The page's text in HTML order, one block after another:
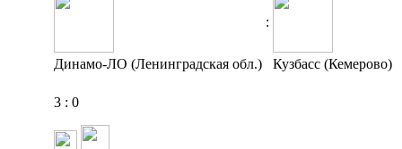
:
Динамо-ЛО (Ленинградская обл.) Кузбасс (Кемерово)
3 : 0